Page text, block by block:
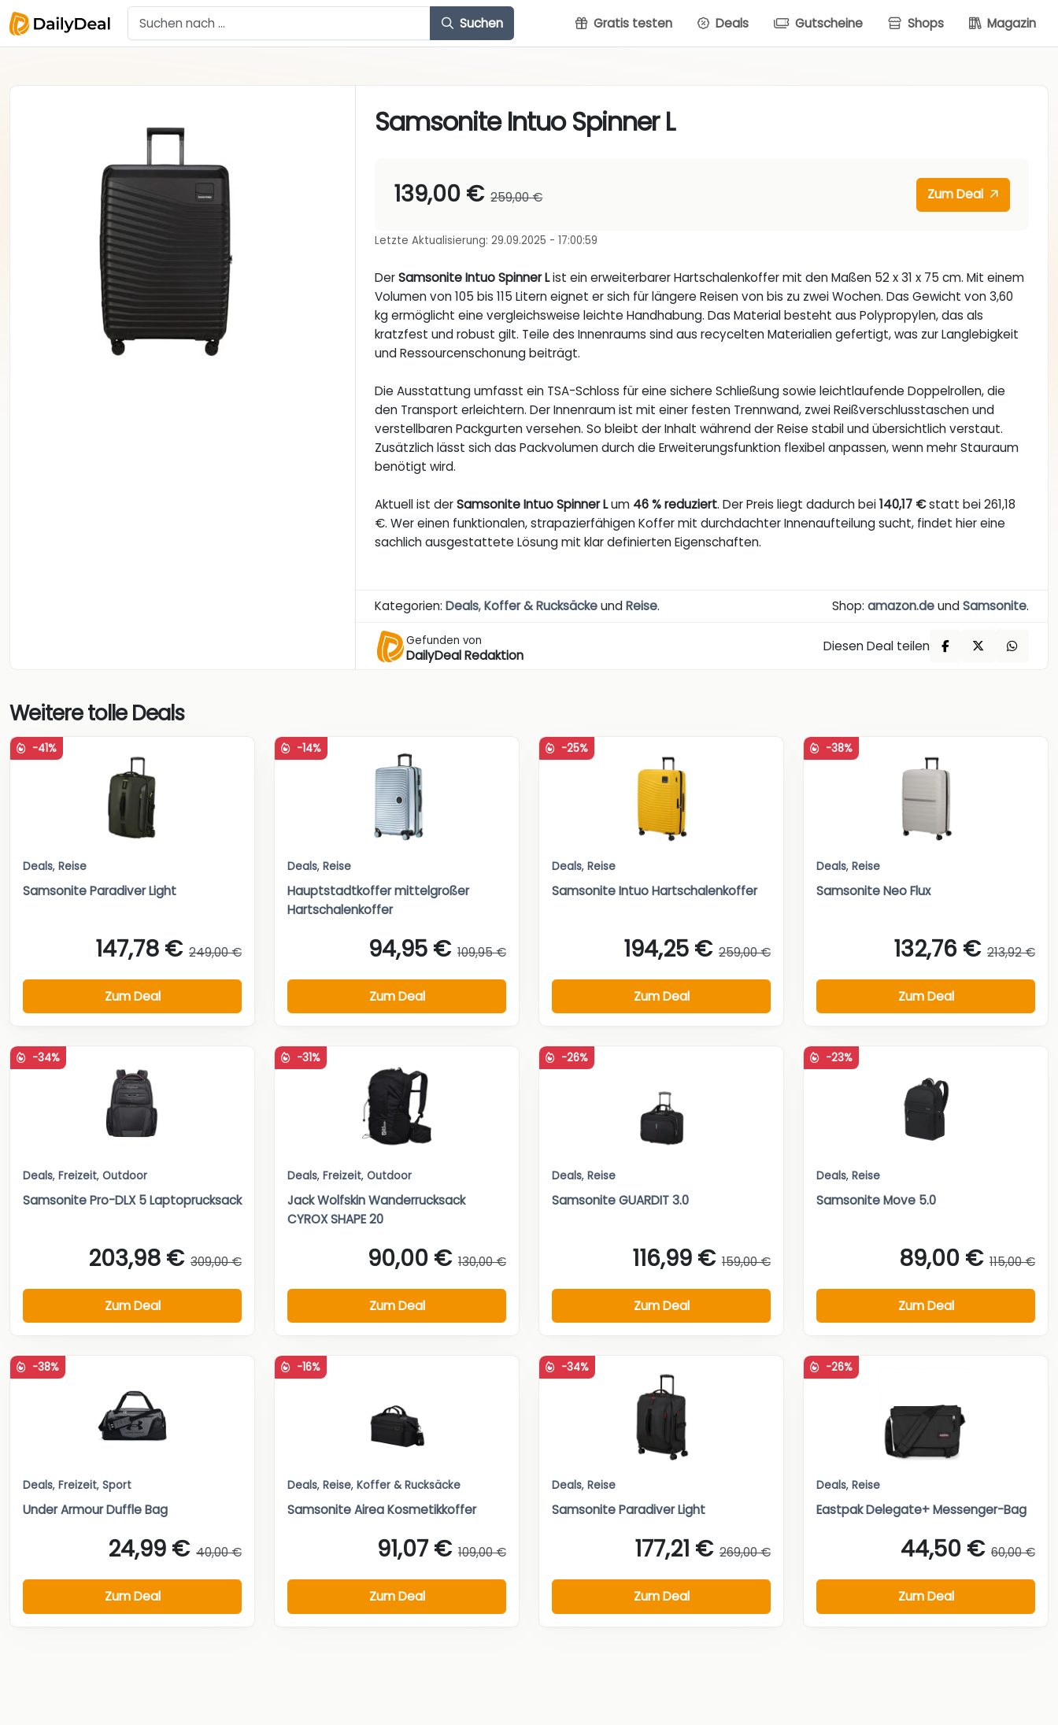
Suchen Gratis testen Deals Gutscheine Shops Magazin
Samsonite Intuo Spinner L
139,00 € 259,00 € Zum Deal
Letzte Aktualisierung: 29.09.2025 - 17:00:59
DerSamsonite Intuo Spinner List ein erweiterbarer Hartschalenkoffer mit den Maßen 52 x 31 x 75 cm. Mit einem
Volumen von 105 bis 115 Litern eignet er sich für längere Reisen von bis zu zwei Wochen. Das Gewicht von 3,60
kg ermöglicht eine vergleichsweise leichte Handhabung. Das Material besteht aus Polypropylen, das als
kratzfest und robust gilt. Teile des Innenraums sind aus recycelten Materialien gefertigt, was zur Langlebigkeit
und Ressourcenschonung beiträgt.
Die Ausstattung umfasst ein TSA-Schloss für eine sichere Schließung sowie leichtlaufende Doppelrollen, die
den Transport erleichtern. Der Innenraum ist mit einer festen Trennwand, zwei Reißverschlusstaschen und
verstellbaren Packgurten versehen. So bleibt der Inhalt während der Reise stabil und übersichtlich verstaut.
Zusätzlich lässt sich das Packvolumen durch die Erweiterungsfunktion flexibel anpassen, wenn mehr Stauraum
benötigt wird.
Aktuell ist derSamsonite Intuo Spinner Lum 46 % reduziert. Der Preis liegt dadurch bei140,17 €statt bei 261,18
€. Wer einen funktionalen, strapazierfähigen Koffer mit durchdachter Innenaufteilung sucht, findet hier eine
sachlich ausgestattete Lösung mit klar definierten Eigenschaften.
Kategorien:Deals,Koffer & RucksäckeundReise. Shop: amazon.deundSamsonite.
Gefunden von
DailyDeal Redaktion
Diesen Deal teilen
Weitere tolle Deals
-41%
Deals, Reise
Samsonite Paradiver Light
147,78 € 249,00 €
Zum Deal
-14%
Deals, Reise
Hauptstadtkoffer mittelgroßer
Hartschalenkoffer
94,95 € 109,95 €
Zum Deal
-25%
Deals, Reise
Samsonite Intuo Hartschalenkoffer
194,25 € 259,00 €
Zum Deal
-38%
Deals, Reise
Samsonite Neo Flux
132,76 € 213,92 €
Zum Deal
-34%
Deals, Freizeit, Outdoor
Samsonite Pro-DLX 5 Laptoprucksack
203,98 € 309,00 €
Zum Deal
-31%
Deals, Freizeit, Outdoor
Jack Wolfskin Wanderrucksack
CYROX SHAPE 20
90,00 € 130,00 €
Zum Deal
-26%
Deals, Reise
Samsonite GUARDIT 3.0
116,99 € 159,00 €
Zum Deal
-23%
Deals, Reise
Samsonite Move 5.0
89,00 € 115,00 €
Zum Deal
-38%
Deals, Freizeit, Sport
Under Armour Duffle Bag
24,99 € 40,00 €
Zum Deal
-16%
Deals, Reise, Koffer & Rucksäcke
Samsonite Airea Kosmetikkoffer
91,07 € 109,00 €
Zum Deal
-34%
Deals, Reise
Samsonite Paradiver Light
177,21 € 269,00 €
Zum Deal
-26%
Deals, Reise
Eastpak Delegate+ Messenger-Bag
44,50 € 60,00 €
Zum Deal